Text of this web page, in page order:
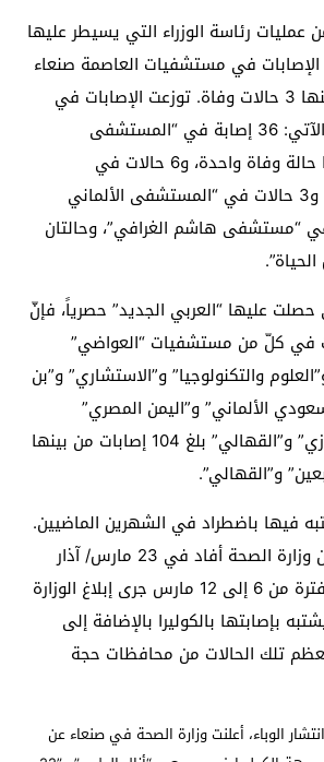
رئاسة الوزراء التي يسيطر عليها
الإصابات في مستشفيات العاصمة صنعاء
بلغ 154 إصابة من بينها 3 حالات وفاة. توزعت الإصابات في
العاصمة على الوجه الآتي: 36 إصابة في “المستشفى
الجمهوري” من بينها حالة وفاة واحدة، و6 حالات في
“مستشفى الكويت”، و3 حالات في “المستشفى الألماني
و3 حالات في “مستشفى هاشم الغرافي”، وحالتان
عليها “العربي الجديد” حصرياً، فإنّ
في كلّ من مستشفيات “العواضي”
والتكنولوجيا” و”الاستشاري” و”بن
الألماني” و”اليمن المصري”
و”المؤيد” و”مركز الرازي” و”القهالي” بلغ 104 إصابات من بينها
و”القهالي”.
فيها باضطراد في الشهرين الماضيين.
وكان تقرير رسمي من وزارة الصحة أفاد في 23 مارس/ آذار
الماضي أنه وخلال الفترة من 6 إلى 12 مارس جرى إبلاغ الوزارة
يشتبه بإصابتها بالكوليرا بالإضافة إلى
تلك الحالات من محافظات حجة
الوباء، أعلنت وزارة الصحة في صنعاء عن